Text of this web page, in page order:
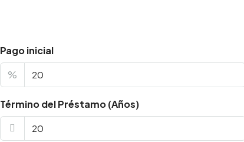
Pago inicial
%
Término del Préstamo (Años)